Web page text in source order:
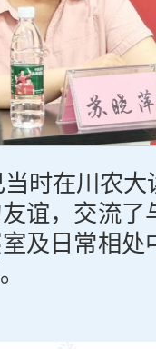
时在川农
谊，交流了
及日常相处